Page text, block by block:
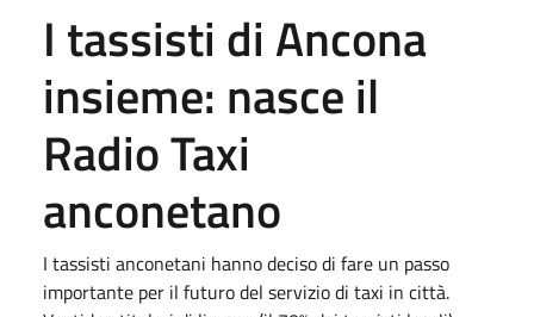
I tassisti di Ancona
insieme: nasce il
Radio Taxi
anconetano
I tassisti anconetani hanno deciso di fare un passo
importante per il futuro del servizio di taxi in città.